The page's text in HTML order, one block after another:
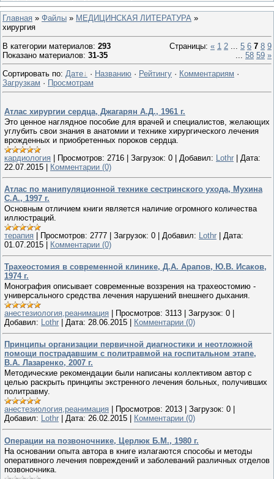
Главная » Файлы » МЕДИЦИНСКАЯ ЛИТЕРАТУРА »
хирургия
В категории материалов: 293
Показано материалов: 31-35
Страницы: « 1 2 5 6 7 8 9
58 59 »
Сортировать по: Дате · Названию · Рейтингу · Комментариям ·
Загрузкам · Просмотрам
Атлас хирургии сердца, Джагарян А.Д., 1961 г.
Это ценное наглядное пособие для врачей и специалистов, желающих
углубить свои знания в анатомии и технике хирургического лечения
врожденных и приобретенных пороков сердца.
кардиология | Просмотров: 2716 | Загрузок: 0 | Добавил: Lothr | Дата:
22.07.2015 | Комментарии (0)
Атлас по манипуляционной технике сестринского ухода, Мухина
С.А., 1997 г.
Основным отличием книги является наличие огромного количества
иллюстраций.
терапия
Просмотров: 2777 Загрузок: 0 Добавил: Lothr
Дата:
01.07.2015
Комментарии (0)
Трахеостомия в современной клинике, Д.А. Арапов, Ю.В. Исаков,
1974 г.
Монография описывает современные воззрения на трахеостомию -
универсального средства лечения нарушений внешнего дыхания.
анестезиология,реанимация
Просмотров: 3113 Загрузок: 0
Добавил: Lothr Дата: 28.06.2015 Комментарии (0)
Принципы организации первичной диагностики и неотложной
помощи пострадавшим с политравмой на госпитальном этапе,
В.А. Лазаренко, 2007 г.
Методические рекомендации были написаны коллективом автор с
целью раскрыть принципы экстренного лечения больных, получивших
политравму.
анестезиология,реанимация
Просмотров: 2013 Загрузок: 0
Добавил: Lothr Дата: 26.02.2015 Комментарии (0)
Операции на позвоночнике, Церлюк Б.М., 1980 г.
На основании опыта автора в книге излагаются способы и методы
оперативного лечения повреждений и заболеваний различных отделов
позвоночника.